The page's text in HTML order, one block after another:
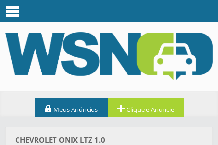
Meus Anúncios Clique e Anuncie
CHEVROLET ONIX LTZ 1.0